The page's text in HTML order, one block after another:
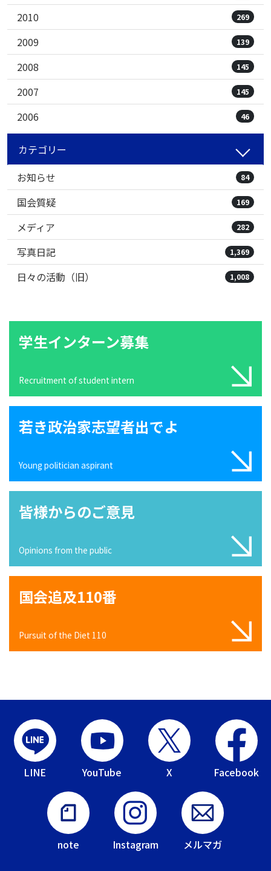
2010 269
2009 139
2008 145
2007 145
2006 46
カテゴリー
お知らせ
84
国会質疑 169
メディア 282
写真日記 1,369
日々の活動（旧） 1,008
学生インターン募集
Recruitment of student intern
若き政治家志望者出でよ
Young politician aspirant
皆様からのご意見
Opinions from the public
国会追及110番
Pursuit of the Diet 110
LINE YouTube X Facebook
note Instagram メルマガ